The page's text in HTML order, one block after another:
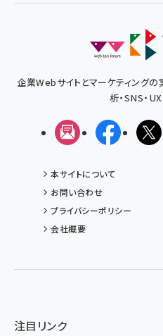
企業Webサイトとマーケティング
析・SNS・
メルマガ
本サイトについて
お問い合わせ
プライバシーポリシー
会社概要
注目リンク